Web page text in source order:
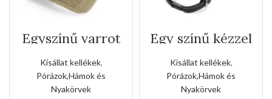
Egyszínű varrot
kutyahám(Kis
méret)
Kisállat kellékek,
Pórázok,Hámok és
Nyakörvek
Egy színű kézzel
varrott bőr póráz
és nyakörv
szett(Közepes
méret)
Kisállat kellékek,
Pórázok,Hámok és
Nyakörvek